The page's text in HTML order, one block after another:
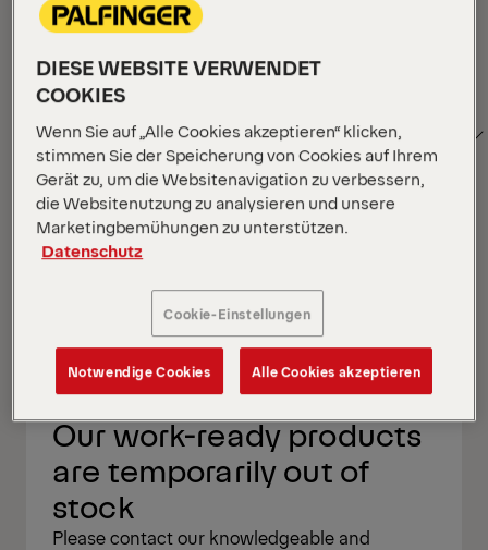
Filter anzeigen 1
Filter anzeigen 1
Filter anzeigen
NACH
Wird geladen …
Rasteransicht
Our work-ready products
are temporarily out of
stock
Please contact our knowledgeable and
DIESE WEBSITE VERWENDET
COOKIES
Wenn Sie auf „Alle Cookies akzeptieren“ klicken,
stimmen Sie der Speicherung von Cookies auf Ihrem
Gerät zu, um die Websitenavigation zu verbessern,
die Websitenutzung zu analysieren und unsere
Marketingbemühungen zu unterstützen.
Datenschutz
Cookie-Einstellungen
Notwendige Cookies Alle Cookies akzeptieren